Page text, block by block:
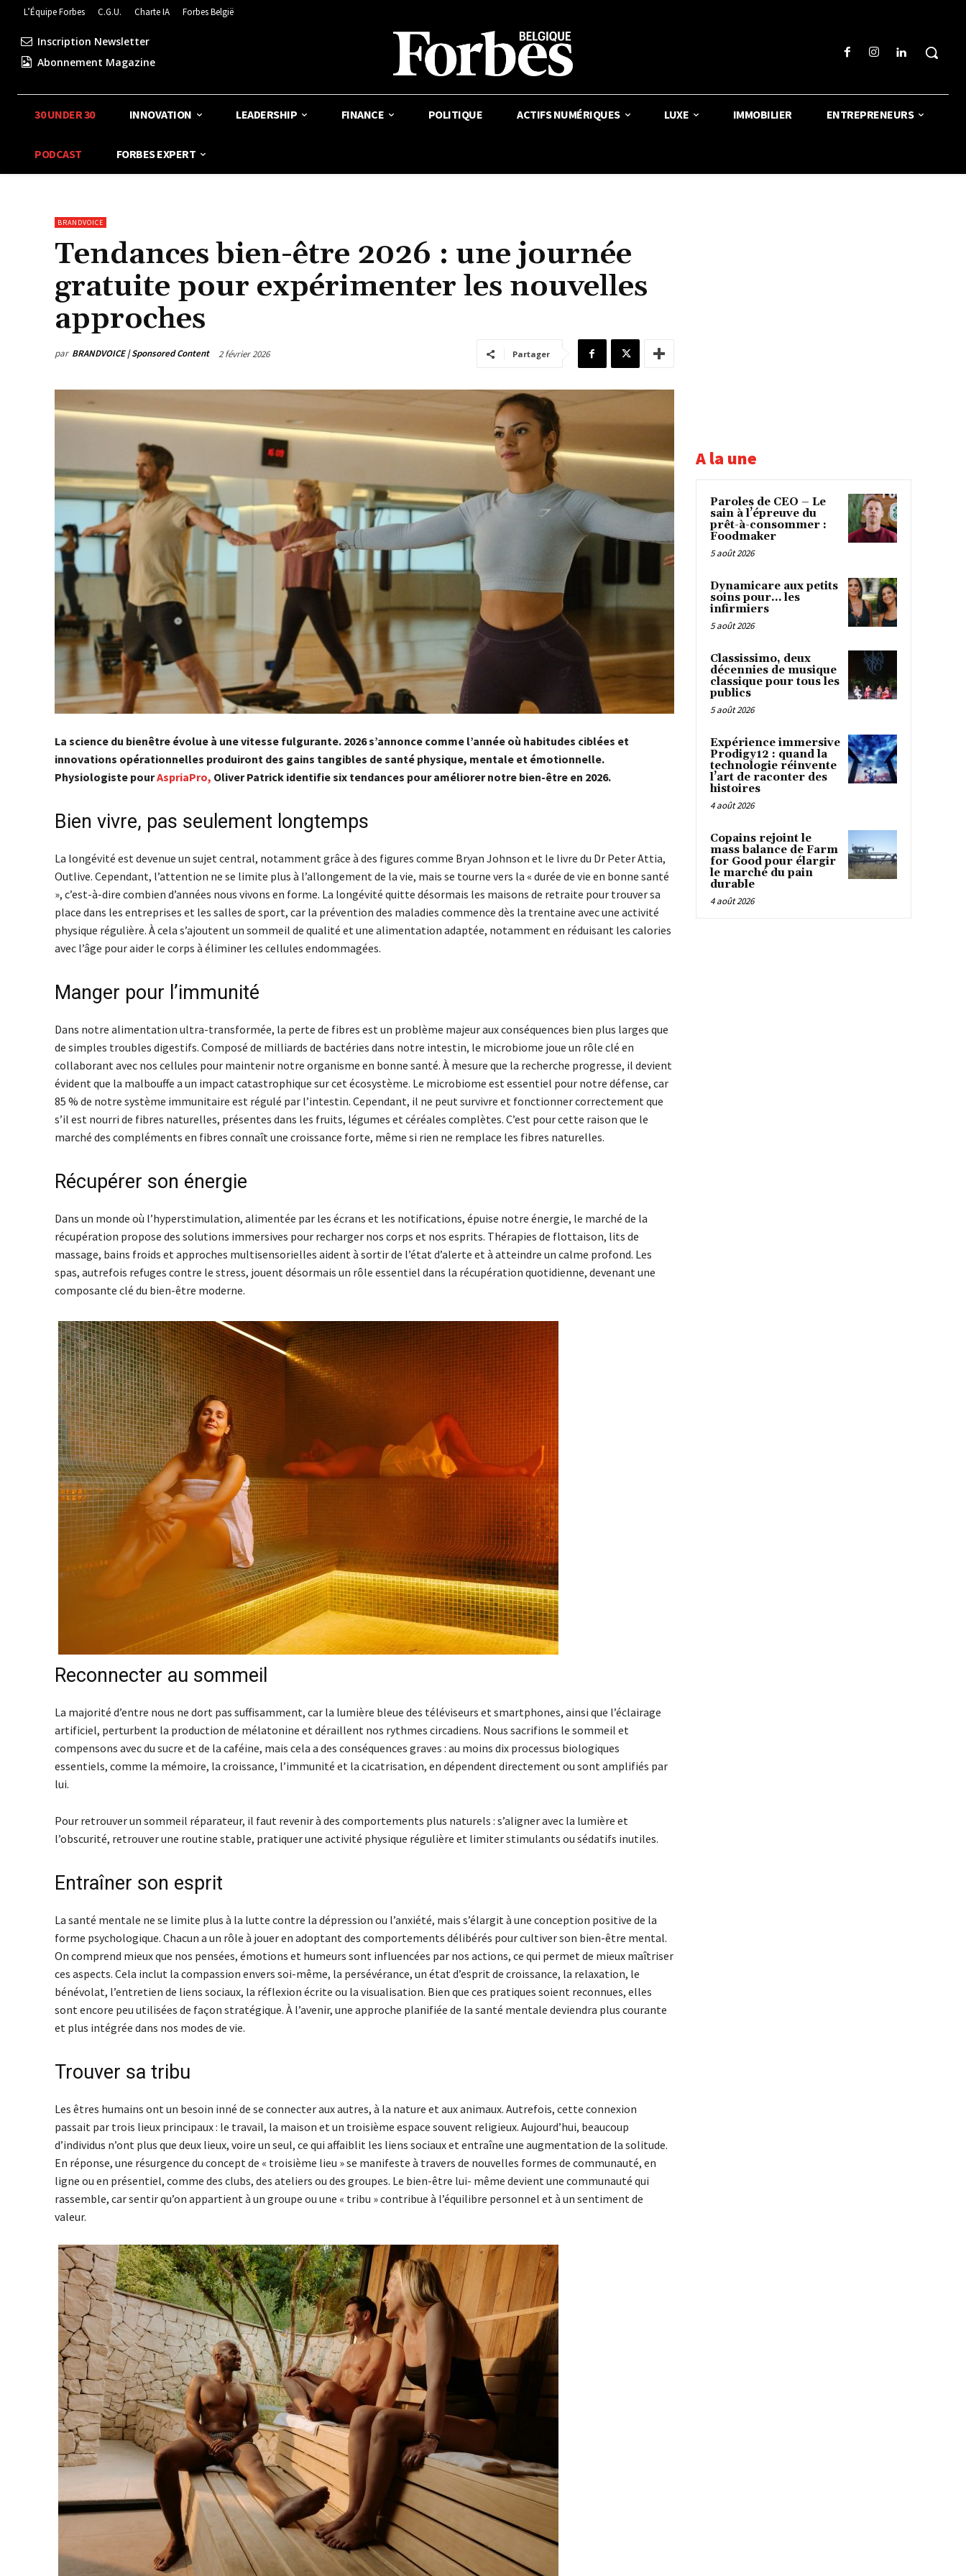
L’Équipe Forbes C.G.U. Charte IA Forbes België
Inscription Newsletter
Abonnement Magazine
30 UNDER 30 INNOVATION LEADERSHIP FINANCE POLITIQUE ACTIFS NUMÉRIQUES LUXE IMMOBILIER ENTREPRENEURS
PODCAST FORBES EXPERT
BRANDVOICE
Tendances bien-être 2026 : une journée
gratuite pour expérimenter les nouvelles
approches
par BRANDVOICE | Sponsored Content 2 février 2026 Partager
La science du bienêtre évolue à une vitesse fulgurante. 2026 s’annonce comme l’année où habitudes ciblées et
innovations opérationnelles produiront des gains tangibles de santé physique, mentale et émotionnelle.
Physiologiste pourAspriaPro, Oliver Patrick identifie six tendances pour améliorer notre bien-être en 2026.
Bien vivre, pas seulement longtemps
La longévité est devenue un sujet central, notamment grâce à des figures comme Bryan Johnson et le livre du Dr Peter Attia,
Outlive. Cependant, l’attention ne se limite plus à l’allongement de la vie, mais se tourne vers la « durée de vie en bonne santé
», c’est-à-dire combien d’années nous vivons en forme. La longévité quitte désormais les maisons de retraite pour trouver sa
place dans les entreprises et les salles de sport, car la prévention des maladies commence dès la trentaine avec une activité
physique régulière. À cela s’ajoutent un sommeil de qualité et une alimentation adaptée, notamment en réduisant les calories
avec l’âge pour aider le corps à éliminer les cellules endommagées.
Manger pour l’immunité
Dans notre alimentation ultra-transformée, la perte de fibres est un problème majeur aux conséquences bien plus larges que
de simples troubles digestifs. Composé de milliards de bactéries dans notre intestin, le microbiome joue un rôle clé en
collaborant avec nos cellules pour maintenir notre organisme en bonne santé. À mesure que la recherche progresse, il devient
évident que la malbouffe a un impact catastrophique sur cet écosystème. Le microbiome est essentiel pour notre défense, car
85 % de notre système immunitaire est régulé par l’intestin. Cependant, il ne peut survivre et fonctionner correctement que
s’il est nourri de fibres naturelles, présentes dans les fruits, légumes et céréales complètes. C’est pour cette raison que le
marché des compléments en fibres connaît une croissance forte, même si rien ne remplace les fibres naturelles.
Récupérer son énergie
Dans un monde où l’hyperstimulation, alimentée par les écrans et les notifications, épuise notre énergie, le marché de la
récupération propose des solutions immersives pour recharger nos corps et nos esprits. Thérapies de flottaison, lits de
massage, bains froids et approches multisensorielles aident à sortir de l’état d’alerte et à atteindre un calme profond. Les
spas, autrefois refuges contre le stress, jouent désormais un rôle essentiel dans la récupération quotidienne, devenant une
composante clé du bien-être moderne.
Reconnecter au sommeil
La majorité d’entre nous ne dort pas suffisamment, car la lumière bleue des téléviseurs et smartphones, ainsi que l’éclairage
artificiel, perturbent la production de mélatonine et déraillent nos rythmes circadiens. Nous sacrifions le sommeil et
compensons avec du sucre et de la caféine, mais cela a des conséquences graves : au moins dix processus biologiques
essentiels, comme la mémoire, la croissance, l’immunité et la cicatrisation, en dépendent directement ou sont amplifiés par
lui.
Pour retrouver un sommeil réparateur, il faut revenir à des comportements plus naturels : s’aligner avec la lumière et
l’obscurité, retrouver une routine stable, pratiquer une activité physique régulière et limiter stimulants ou sédatifs inutiles.
Entraîner son esprit
La santé mentale ne se limite plus à la lutte contre la dépression ou l’anxiété, mais s’élargit à une conception positive de la
forme psychologique. Chacun a un rôle à jouer en adoptant des comportements délibérés pour cultiver son bien-être mental.
On comprend mieux que nos pensées, émotions et humeurs sont influencées par nos actions, ce qui permet de mieux maîtriser
ces aspects. Cela inclut la compassion envers soi-même, la persévérance, un état d’esprit de croissance, la relaxation, le
bénévolat, l’entretien de liens sociaux, la réflexion écrite ou la visualisation. Bien que ces pratiques soient reconnues, elles
sont encore peu utilisées de façon stratégique. À l’avenir, une approche planifiée de la santé mentale deviendra plus courante
et plus intégrée dans nos modes de vie.
Trouver sa tribu
Les êtres humains ont un besoin inné de se connecter aux autres, à la nature et aux animaux. Autrefois, cette connexion
passait par trois lieux principaux : le travail, la maison et un troisième espace souvent religieux. Aujourd’hui, beaucoup
d’individus n’ont plus que deux lieux, voire un seul, ce qui affaiblit les liens sociaux et entraîne une augmentation de la solitude.
En réponse, une résurgence du concept de « troisième lieu » se manifeste à travers de nouvelles formes de communauté, en
ligne ou en présentiel, comme des clubs, des ateliers ou des groupes. Le bien-être lui- même devient une communauté qui
rassemble, car sentir qu’on appartient à un groupe ou une « tribu » contribue à l’équilibre personnel et à un sentiment de
valeur.
A la une
Paroles de CEO – Le
sain à l’épreuve du
prêt-à-consommer :
Foodmaker
5 août 2026
Dynamicare aux petits
soins pour… les
infirmiers
5 août 2026
Classissimo, deux
décennies de musique
classique pour tous les
publics
5 août 2026
Expérience immersive
Prodigy12 : quand la
technologie réinvente
l’art de raconter des
histoires
4 août 2026
Copains rejoint le
mass balance de Farm
for Good pour élargir
le marché du pain
durable
4 août 2026